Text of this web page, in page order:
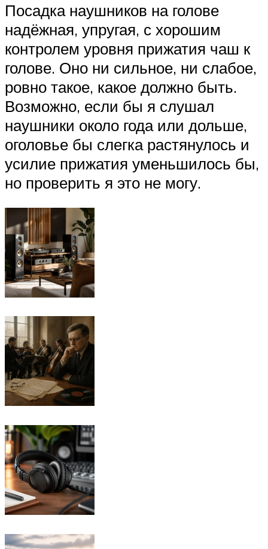
Посадка наушников на голове
надёжная, упругая, с хорошим
контролем уровня прижатия чаш к
голове. Оно ни сильное, ни слабое,
ровно такое, какое должно быть.
Возможно, если бы я слушал
наушники около года или дольше,
оголовье бы слегка растянулось и
усилие прижатия уменьшилось бы,
но проверить я это не могу.